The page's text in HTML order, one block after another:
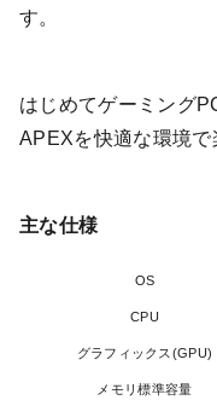
す。
はじめてゲーミング
APEXを快適な環境で
主な仕様
OS
CPU
グラフィックス(GPU)
メモリ標準容量